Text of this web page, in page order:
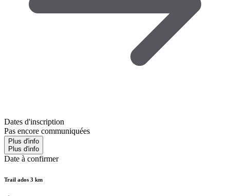
Dates d'inscription
Pas encore communiquées
Plus d'info
Plus d'info
Date à confirmer
Trail ados 3 km